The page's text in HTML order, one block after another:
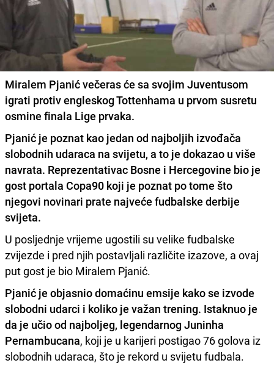
Miralem Pjanić večeras će sa svojim Juventusom
igrati protiv engleskog Tottenhama u prvom susretu
osmine finala Lige prvaka.
Pjanić je poznat kao jedan od najboljih izvođača
slobodnih udaraca na svijetu, a to je dokazao u više
navrata. Reprezentativac Bosne i Hercegovine bio je
gost portala Copa90 koji je poznat po tome što
njegovi novinari prate najveće fudbalske derbije
svijeta.
U posljednje vrijeme ugostili su velike fudbalske
zvijezde i pred njih postavljali različite izazove, a ovaj
put gost je bio Miralem Pjanić.
Pjanić je objasnio domaćinu emsije kako se izvode
slobodni udarci i koliko je važan trening. Istaknuo je
da je učio od najboljeg, legendarnog Juninha
Pernambucana, koji je u karijeri postigao 76 golova iz
slobodnih udaraca, što je rekord u svijetu fudbala.